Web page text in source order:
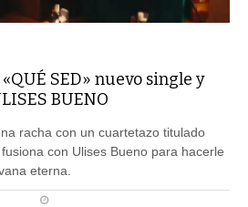
SED» nuevo single y
BUENO
racha con un cuartetazo titulado
con Ulises Bueno para hacerle
eterna.